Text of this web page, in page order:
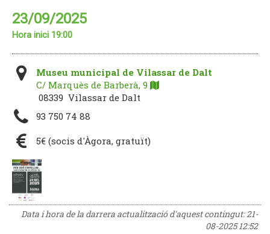
23/09/2025
Hora inici 19:00
Museu municipal de Vilassar de Dalt
C/ Marquès de Barberà, 9
08339 Vilassar de Dalt
93 750 74 88
5€ (socis d'Àgora, gratuït)
Data i hora de la darrera actualització d'aquest contingut:21-
08-2025 12:52